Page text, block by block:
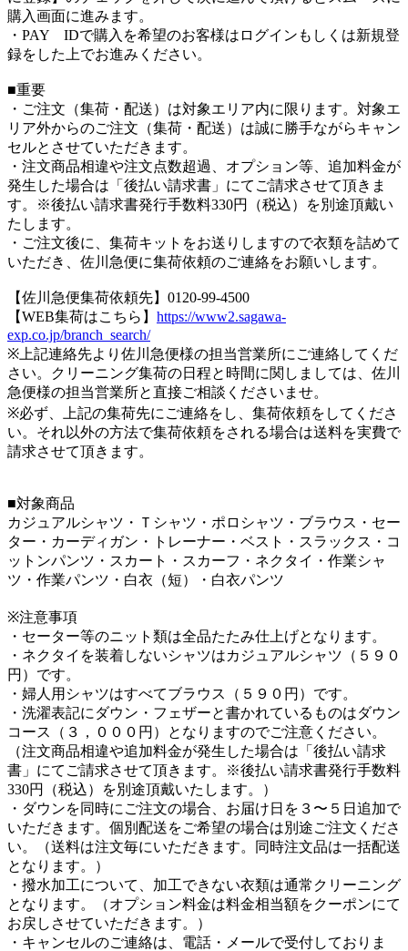
購入画面に進みます。
・PAY IDで購入を希望のお客様はログインもしくは新規登
録をした上でお進みください。
■重要
・ご注文（集荷・配送）は対象エリア内に限ります。対象エ
リア外からのご注文（集荷・配送）は誠に勝手ながらキャン
セルとさせていただきます。
・注文商品相違や注文点数超過、オプション等、追加料金が
発生した場合は「後払い請求書」にてご請求させて頂きま
す。※後払い請求書発行手数料330円（税込）を別途頂戴い
たします。
・ご注文後に、集荷キットをお送りしますので衣類を詰めて
いただき、佐川急便に集荷依頼のご連絡をお願いします。
【佐川急便集荷依頼先】0120-99-4500
【WEB集荷はこちら】 https://www2.sagawa-
exp.co.jp/branch_search/
※上記連絡先より佐川急便様の担当営業所にご連絡してくだ
さい。クリーニング集荷の日程と時間に関しましては、佐川
急便様の担当営業所と直接ご相談くださいませ。
※必ず、上記の集荷先にご連絡をし、集荷依頼をしてくださ
い。それ以外の方法で集荷依頼をされる場合は送料を実費で
請求させて頂きます。
■対象商品
カジュアルシャツ・Ｔシャツ・ポロシャツ・ブラウス・セー
ター・カーディガン・トレーナー・ベスト・スラックス・コ
ットンパンツ・スカート・スカーフ・ネクタイ・作業シャ
ツ・作業パンツ・白衣（短）・白衣パンツ
※注意事項
・セーター等のニット類は全品たたみ仕上げとなります。
・ネクタイを装着しないシャツはカジュアルシャツ（５９０
円）です。
・婦人用シャツはすべてブラウス（５９０円）です。
・洗濯表記にダウン・フェザーと書かれているものはダウン
コース（３，０００円）となりますのでご注意ください。
（注文商品相違や追加料金が発生した場合は「後払い請求
書」にてご請求させて頂きます。※後払い請求書発行手数料
330円（税込）を別途頂戴いたします。）
・ダウンを同時にご注文の場合、お届け日を３〜５日追加で
いただきます。個別配送をご希望の場合は別途ご注文くださ
い。（送料は注文毎にいただきます。同時注文品は一括配送
となります。）
・撥水加工について、加工できない衣類は通常クリーニング
となります。（オプション料金は料金相当額をクーポンにて
お戻しさせていただきます。）
・キャンセルのご連絡は、電話・メールで受付しておりま